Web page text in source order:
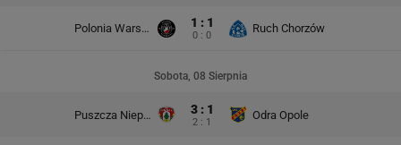
Polonia Warszawa 1 : 1
0 : 0
Ruch Chorzów
Sobota, 08 Sierpnia
Puszcza Niepołomice 3 : 1
2 : 1
Odra Opole